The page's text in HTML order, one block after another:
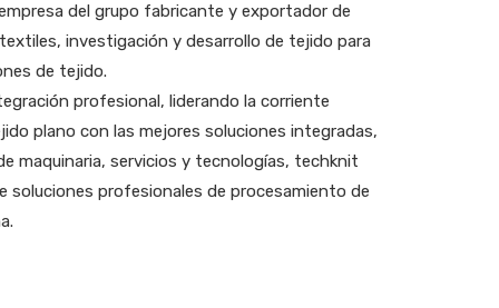
del grupo fabricante y exportador de
investigación y desarrollo de tejido para
de tejido.
profesional, liderando la corriente
plano con las mejores soluciones integradas,
maquinaria, servicios y tecnologías, techknit
soluciones profesionales de procesamiento de